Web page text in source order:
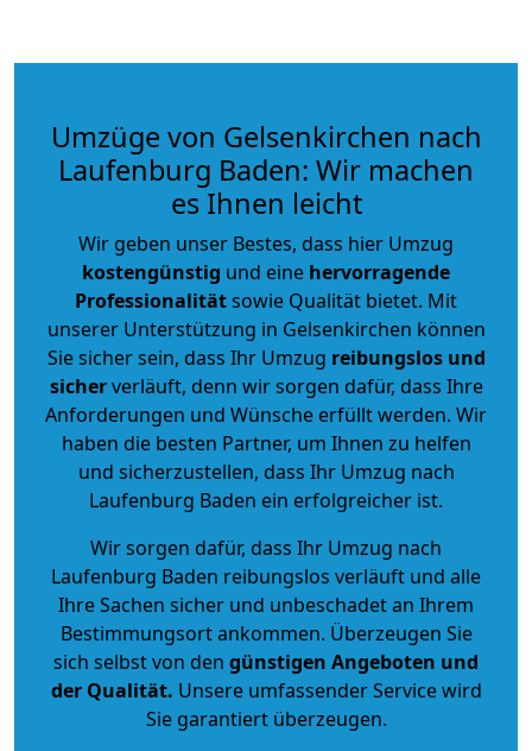
Umzüge von Gelsenkirchen nach
Laufenburg Baden: Wir machen
es Ihnen leicht
Wir geben unser Bestes, dass hier Umzug
kostengünstig und eine hervorragende
Professionalitätsowie Qualität bietet. Mit
unserer Unterstützung in Gelsenkirchen können
Sie sicher sein, dass Ihr Umzug reibungslos und
sicherverläuft, denn wir sorgen dafür, dass Ihre
Anforderungen und Wünsche erfüllt werden. Wir
haben die besten Partner, um Ihnen zu helfen
und sicherzustellen, dass Ihr Umzug nach
Laufenburg Baden ein erfolgreicher ist.
Wir sorgen dafür, dass Ihr Umzug nach
Laufenburg Baden reibungslos verläuft und alle
Ihre Sachen sicher und unbeschadet an Ihrem
Bestimmungsort ankommen. Überzeugen Sie
sich selbst von den günstigen Angeboten und
der Qualität. Unsere umfassender Service wird
Sie garantiert überzeugen.